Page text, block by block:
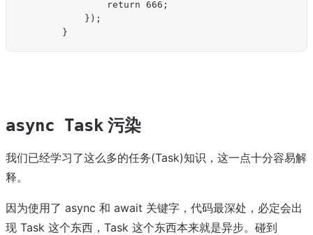
                return 666;
            });
async Task 污染
我们已经学习了这么多的任务(Task)知识，这一点十分容易解
释。
因为使用了 async 和 await 关键字，代码最深处，必定会出
现 Task 这个东西，Task 这个东西本来就是异步。碰到